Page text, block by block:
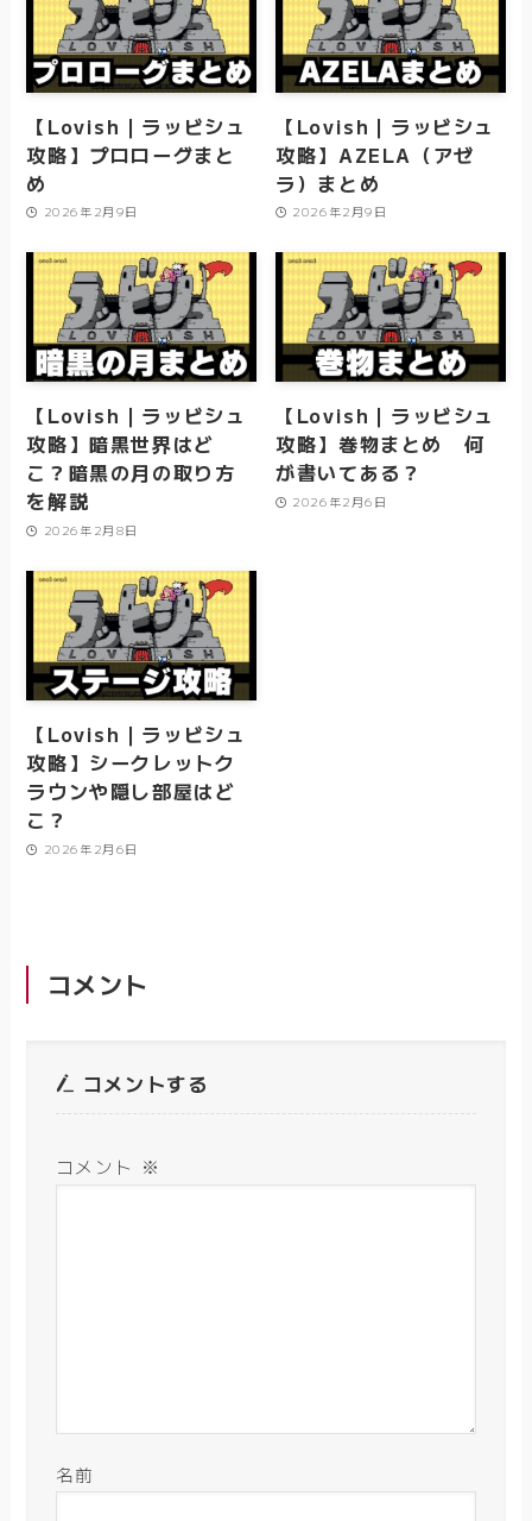
【Lovish｜ラッビシュ
攻略】プロローグまと
め
2026年2月9日
【Lovish｜ラッビシュ
攻略】AZELA（アゼ
ラ）まとめ
2026年2月9日
【Lovish｜ラッビシュ
攻略】暗黒世界はど
こ？暗黒の月の取り方
を解説
2026年2月8日
【Lovish｜ラッビシュ
攻略】巻物まとめ 何
が書いてある？
2026年2月6日
【Lovish｜ラッビシュ
攻略】シークレットク
ラウンや隠し部屋はど
こ？
2026年2月6日
コメント
コメントする
コメント ※
名前